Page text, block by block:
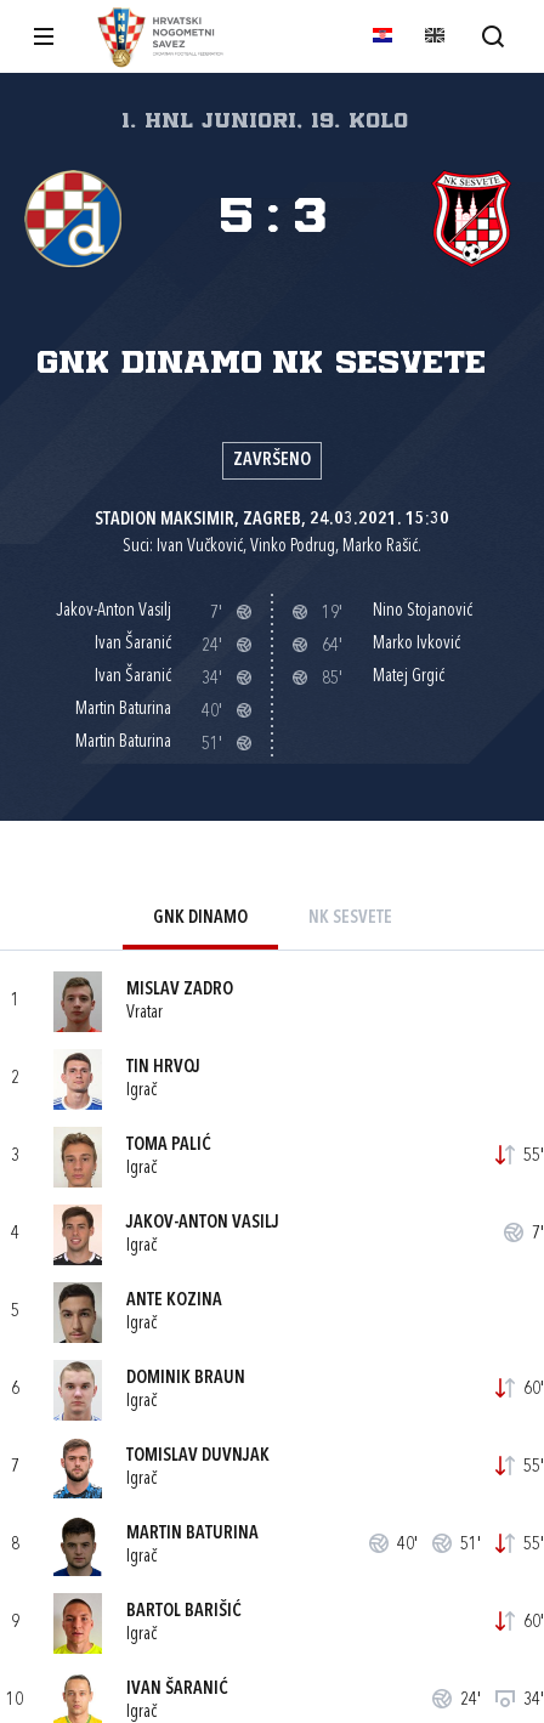
1. HNL Juniori, 19. kolo
GNK Dinamo NK Sesvete
5 : 3
ZAVRŠENO
STADION MAKSIMIR, ZAGREB, 24.03.2021. 15:30
Suci: Ivan Vučković, Vinko Podrug, Marko Rašić.
Jakov-Anton Vasilj
7'
Ivan Šaranić
24'
Ivan Šaranić
34'
Martin Baturina
40'
Martin Baturina
51'
19'
Nino Stojanović
64'
Marko Ivković
85'
Matej Grgić
GNK DINAMO NK SESVETE
1
MISLAV ZADRO
Vratar
2
TIN HRVOJ
Igrač
3
TOMA PALIĆ
Igrač
55'
4
JAKOV-ANTON VASILJ
Igrač
7'
5
ANTE KOZINA
Igrač
6
DOMINIK BRAUN
Igrač
60'
7
TOMISLAV DUVNJAK
Igrač
55'
8
MARTIN BATURINA
Igrač
40' 51' 55'
9
BARTOL BARIŠIĆ
Igrač
60'
10
IVAN ŠARANIĆ
Igrač
24' 34'